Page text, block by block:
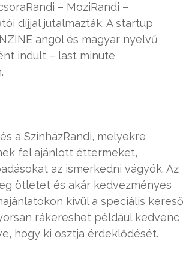
– MoziRandi –
díjjal jutalmazták. A startup
angol és magyar nyelvű
indult – last minute
a SzínházRandi, melyekre
fel ajánlott éttermeket,
az ismerkedni vágyók. Az
ötletet és akár kedvezményes
kívül a speciális kereső
rákereshet például kedvenc
hogy ki osztja érdeklődését.